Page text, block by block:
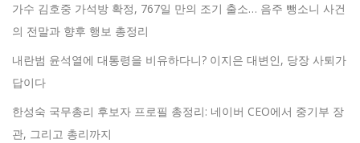
가수 김호중 가석방 확정, 767일 만의 조기 출소… 음주 뺑소니 사건
의 전말과 향후 행보 총정리
내란범 윤석열에 대통령을 비유하다니? 이지은 대변인, 당장 사퇴가
답이다
한성숙 국무총리 후보자 프로필 총정리: 네이버 CEO에서 중기부 장
관, 그리고 총리까지